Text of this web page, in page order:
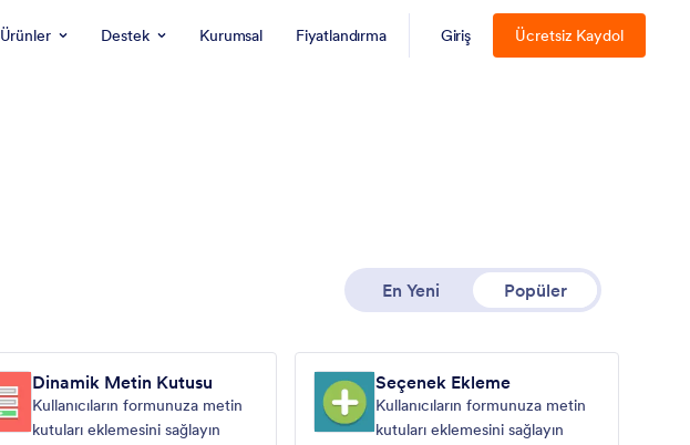
Ürünler Destek Kurumsal Fiyatlandırma Giriş Ücretsiz Kaydol
En Yeni Popüler
Dinamik Metin Kutusu
Kullanıcıların formunuza metin
kutuları eklemesini sağlayın
Seçenek Ekleme
Kullanıcıların formunuza metin
kutuları eklemesini sağlayın